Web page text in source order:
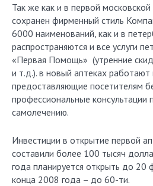
Так же как и в первой
сохранен фирменный стиль
6000 наименований, как и в
распространяются и все услуги
«Первая Помощь» (утренние
и т.д.). в новый аптеках работают
предоставляющие посетителям
профессиональные консультации
самолечению.
Инвестиции в открытие первой
составили более 100 тысяч
года планируется открыть до 20
конца 2008 года – до 60-ти.